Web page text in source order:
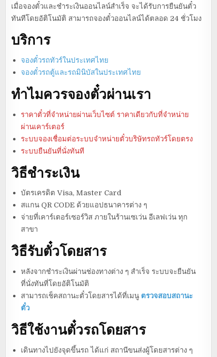
เมื่อจองตั๋วและชำระเงินออนไลน์สำเร็จ จะได้รับการยืนยันตั๋ว
ทันทีโดยอัติโนมัติ สามารถจองตั๋วออนไลน์ได้ตลอด 24 ชั่วโมง
บริการ
จองตั๋วรถทัวร์ในประเทศไทย
จองตั๋วรถตู้และรถมินิบัสในประเทศไทย
ทำไมควรจองตั๋วผ่านเรา
ราคาตั๋วที่จำหน่ายผ่านเว็บไซต์ ราคาเดียวกับที่จำหน่าย
ผ่านเคาร์เตอร์
ระบบจองเชื่อมต่อระบบจำหน่ายตั๋วบริษัทรถทัวร์โดยตรง
ระบบยืนยันที่นั่งทันที
วิธีชำระเงิน
บัตรเครดิต Visa, Master Card
สแกน QR CODE ด้วยแอปธนาคารต่าง ๆ
จ่ายที่เคาร์เตอร์เซอร์วิส ภายในร้านเซเว่น อีเลฟเว่น ทุก
สาขา
วิธีรับตั๋วโดยสาร
หลังจากชำระเงินผ่านช่องทางต่าง ๆ สำเร็จ ระบบจะยืนยัน
ที่นั่งทันที่โดยอัติโนมัติ
สามารถเช็คสถานะตั๋วโดยสารได้ที่เมนู ตรวจสอบสถานะ
ตั๋ว
วิธีใช้งานตั๋วรถโดยสาร
เดินทางไปยังจุดขึ้นรถ ได้แก่ สถานีขนส่งผู้โดยสารต่าง ๆ